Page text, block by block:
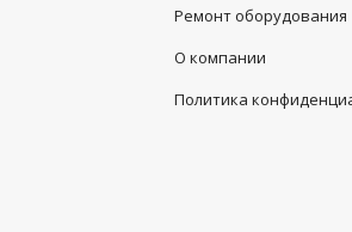
Ремонт оборудования
О компании
Политика